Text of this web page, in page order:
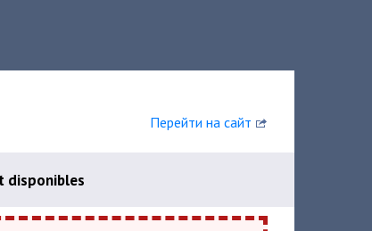
Перейти на сайт
disponibles